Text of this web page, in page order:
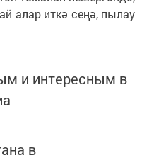
алар иткә сеңә, пылау
и интересным в
в